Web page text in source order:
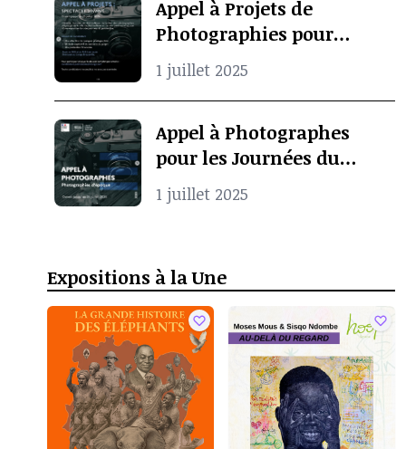
Appel à Projets de
Photographies pour
Spectacle Vivant
1 juillet 2025
Appel à Photographes
pour les Journées du
Patrimoine à Pointe-
Noire
1 juillet 2025
Expositions à la Une